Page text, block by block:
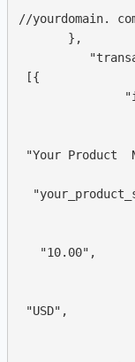
//yourdomain.
       },
[{
"Your Product
   "10.00",
"USD",